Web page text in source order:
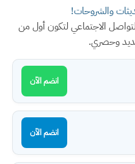
والشروحات!
الاجتماعي لتكون أول من
وحصري.
انضم الآن
انضم الآن